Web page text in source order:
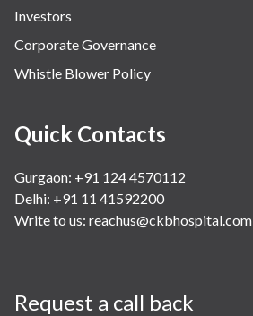
Investors
Corporate Governance
Whistle Blower Policy
Quick Contacts
Gurgaon: +91 124 4570112
Delhi: +91 11 41592200
Write to us: reachus@ckbhospital.com
Request a call back